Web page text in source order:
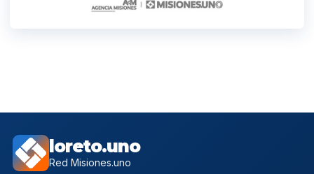
loreto.uno
Red Misiones.uno